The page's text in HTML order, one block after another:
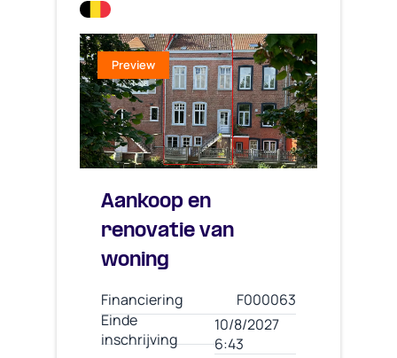
Preview
Aankoop en
renovatie van
woning
Financiering
F000063
Einde
inschrijving
10/8/2027
6:43